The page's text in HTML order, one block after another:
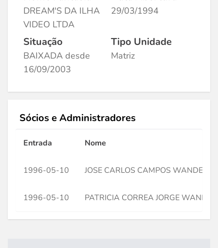
DREAM'S DA ILHA
VIDEO LTDA
29/03/1994
Situação
BAIXADA desde
16/09/2003
Tipo Unidade
Matriz
Sócios e Administradores
Entrada Nome
1996-05-10 JOSE CARLOS CAMPOS
1996-05-10 PATRICIA CORREA JORGE